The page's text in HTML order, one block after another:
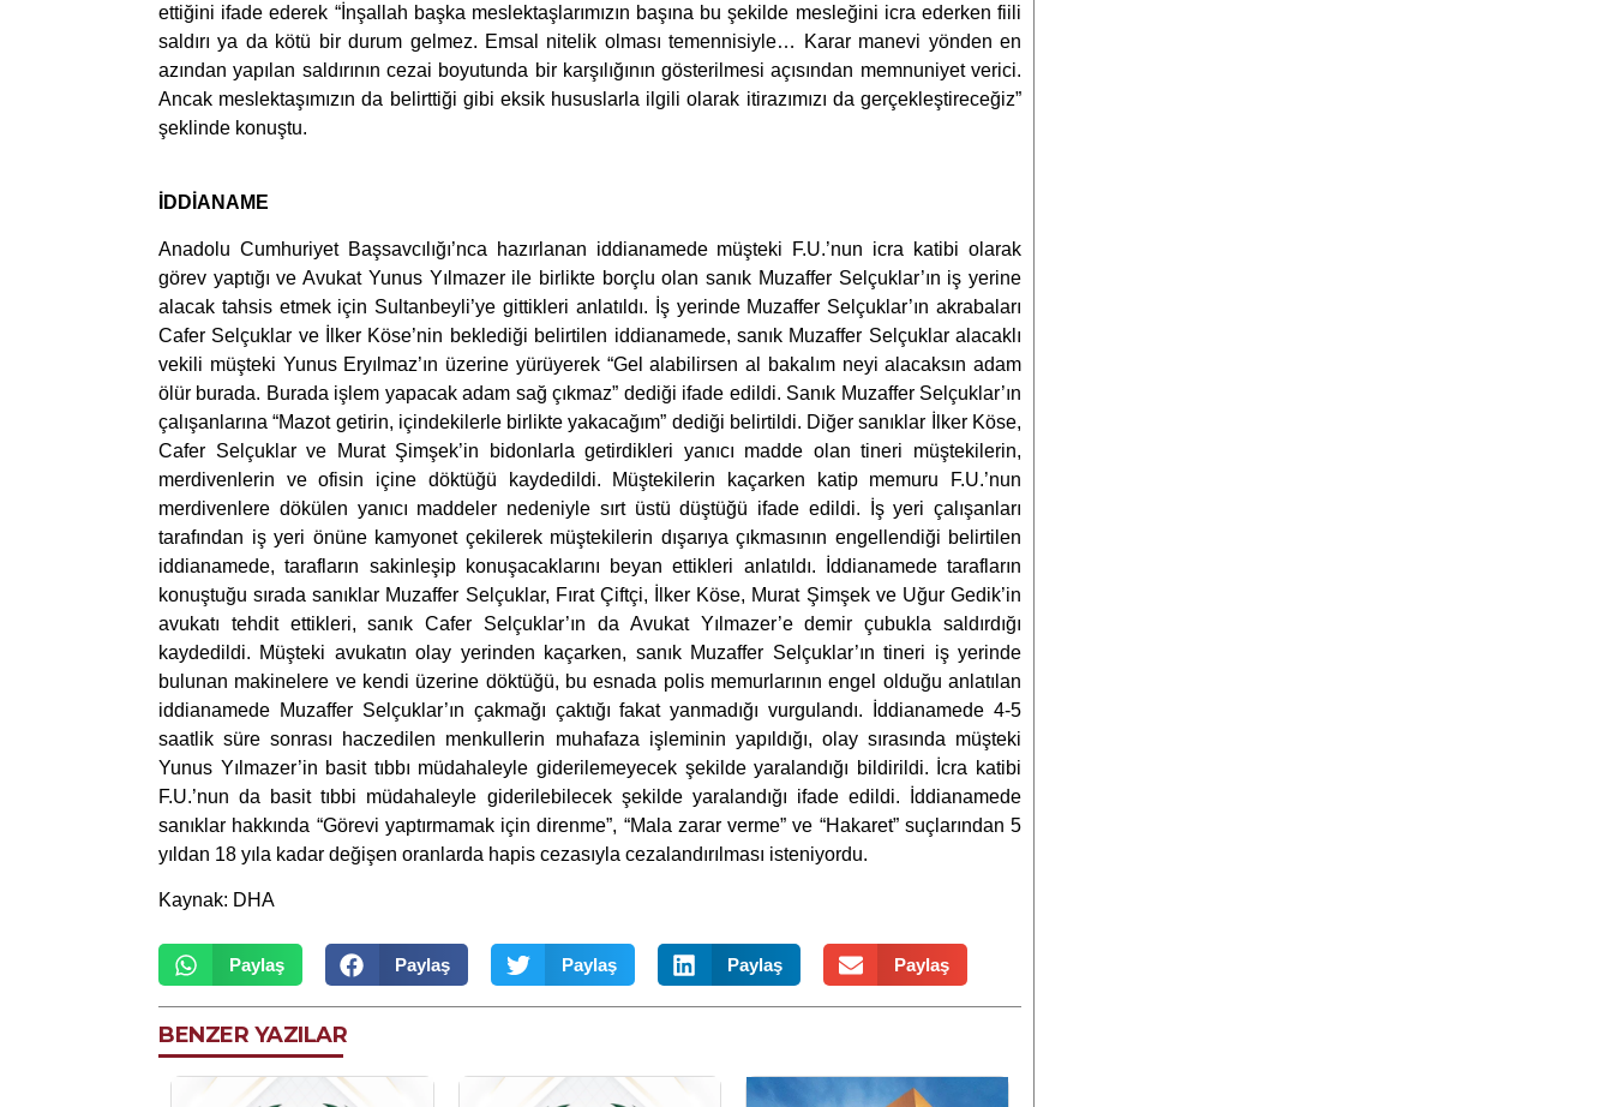
ettiğini ifade ederek “İnşallah başka meslektaşlarımızın başına bu şekilde mesleğini icra ederken fiili
saldırı ya da kötü bir durum gelmez. Emsal nitelik olması temennisiyle… Karar manevi yönden en
azından yapılan saldırının cezai boyutunda bir karşılığının gösterilmesi açısından memnuniyet verici.
Ancak meslektaşımızın da belirttiği gibi eksik hususlarla ilgili olarak itirazımızı da gerçekleştireceğiz”
şeklinde konuştu.
İDDİANAME
Anadolu Cumhuriyet Başsavcılığı’nca hazırlanan iddianamede müşteki F.U.’nun icra katibi olarak
görev yaptığı ve Avukat Yunus Yılmazer ile birlikte borçlu olan sanık Muzaffer Selçuklar’ın iş yerine
alacak tahsis etmek için Sultanbeyli’ye gittikleri anlatıldı. İş yerinde Muzaffer Selçuklar’ın akrabaları
Cafer Selçuklar ve İlker Köse’nin beklediği belirtilen iddianamede, sanık Muzaffer Selçuklar alacaklı
vekili müşteki Yunus Eryılmaz’ın üzerine yürüyerek “Gel alabilirsen al bakalım neyi alacaksın adam
ölür burada. Burada işlem yapacak adam sağ çıkmaz” dediği ifade edildi. Sanık Muzaffer Selçuklar’ın
çalışanlarına “Mazot getirin, içindekilerle birlikte yakacağım” dediği belirtildi. Diğer sanıklar İlker Köse,
Cafer Selçuklar ve Murat Şimşek’in bidonlarla getirdikleri yanıcı madde olan tineri müştekilerin,
merdivenlerin ve ofisin içine döktüğü kaydedildi. Müştekilerin kaçarken katip memuru F.U.’nun
merdivenlere dökülen yanıcı maddeler nedeniyle sırt üstü düştüğü ifade edildi. İş yeri çalışanları
tarafından iş yeri önüne kamyonet çekilerek müştekilerin dışarıya çıkmasının engellendiği belirtilen
iddianamede, tarafların sakinleşip konuşacaklarını beyan ettikleri anlatıldı. İddianamede tarafların
konuştuğu sırada sanıklar Muzaffer Selçuklar, Fırat Çiftçi, İlker Köse, Murat Şimşek ve Uğur Gedik’in
avukatı tehdit ettikleri, sanık Cafer Selçuklar’ın da Avukat Yılmazer’e demir çubukla saldırdığı
kaydedildi. Müşteki avukatın olay yerinden kaçarken, sanık Muzaffer Selçuklar’ın tineri iş yerinde
bulunan makinelere ve kendi üzerine döktüğü, bu esnada polis memurlarının engel olduğu anlatılan
iddianamede Muzaffer Selçuklar’ın çakmağı çaktığı fakat yanmadığı vurgulandı. İddianamede 4-5
saatlik süre sonrası haczedilen menkullerin muhafaza işleminin yapıldığı, olay sırasında müşteki
Yunus Yılmazer’in basit tıbbı müdahaleyle giderilemeyecek şekilde yaralandığı bildirildi. İcra katibi
F.U.’nun da basit tıbbi müdahaleyle giderilebilecek şekilde yaralandığı ifade edildi. İddianamede
sanıklar hakkında “Görevi yaptırmamak için direnme”, “Mala zarar verme” ve “Hakaret” suçlarından 5
yıldan 18 yıla kadar değişen oranlarda hapis cezasıyla cezalandırılması isteniyordu.
Kaynak: DHA
Paylaş Paylaş Paylaş Paylaş Paylaş
BENZER YAZILAR